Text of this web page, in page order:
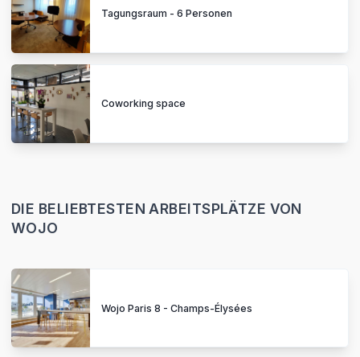
Tagungsraum - 6 Personen
Coworking space
DIE BELIEBTESTEN ARBEITSPLÄTZE VON
WOJO
Wojo Paris 8 - Champs-Élysées